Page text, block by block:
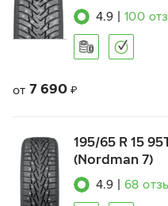
4.9 100
от 7 690 ₽
195/65 R 15
(Nordman 7)
4.9 68